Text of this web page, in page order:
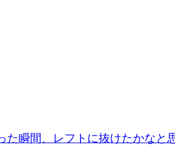
瞬間、レフトに抜けたかなと